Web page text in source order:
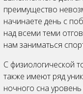
преимущество
начинаете день с
над всеми теми
нам заниматься
С физиологической
также имеют ряд
ночного сна